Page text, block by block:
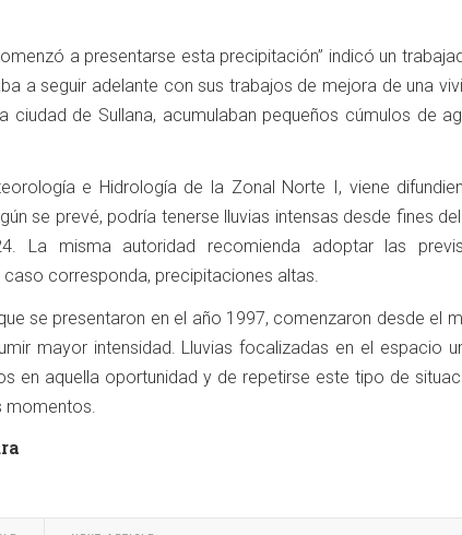
a presentarse esta precipitación” indicó un
a seguir adelante con sus trabajos de mejora de una
ciudad de Sullana, acumulaban pequeños cúmulos de
e Hidrología de la Zonal Norte I, viene
se prevé, podría tenerse lluvias intensas desde fines
La misma autoridad recomienda adoptar las
corresponda, precipitaciones altas.
se presentaron en el año 1997, comenzaron desde el
mayor intensidad. Lluvias focalizadas en el espacio
en aquella oportunidad y de repetirse este tipo de
momentos.